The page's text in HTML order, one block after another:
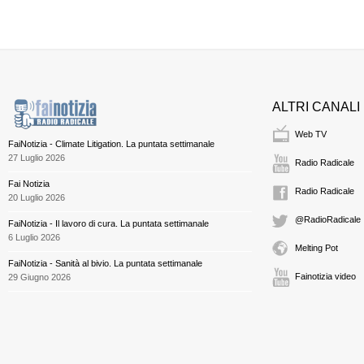
FaiNotizia - Climate Litigation. La puntata settimanale
27 Luglio 2026
Fai Notizia
20 Luglio 2026
FaiNotizia - Il lavoro di cura. La puntata settimanale
6 Luglio 2026
FaiNotizia - Sanità al bivio. La puntata settimanale
29 Giugno 2026
ALTRI CANALI
Web TV
Radio Radicale
Radio Radicale
@RadioRadicale
Melting Pot
Fainotizia video